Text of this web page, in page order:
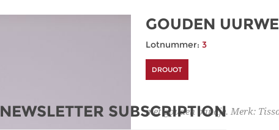
GOUDEN
Lotnummer: 3
DROUOT
met gouden bandje. Merk:
NEWSLETTER SUBSCRIPTION